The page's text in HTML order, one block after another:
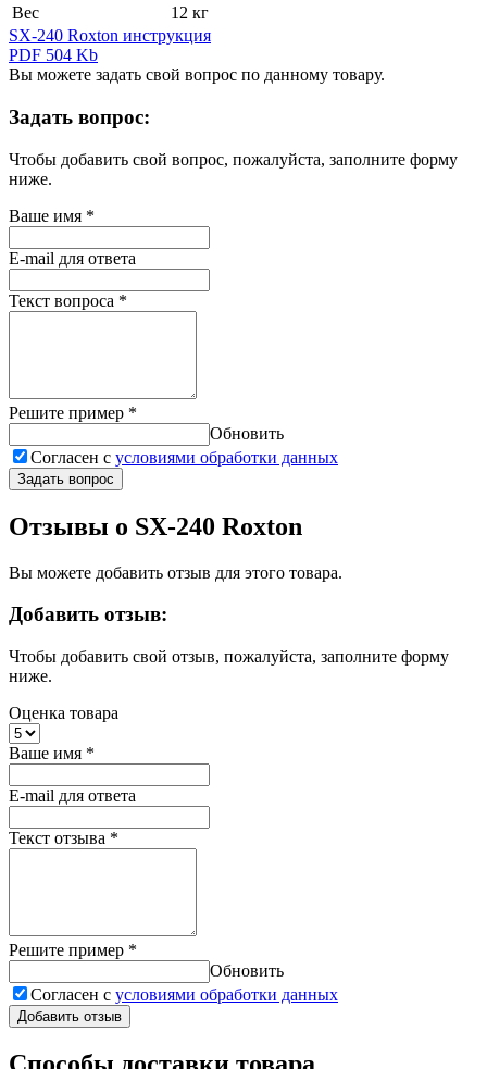
Вес
12 кг
SX-240 Roxton инструкция
PDF 504 Kb
Вы можете задать свой вопрос по данному товару.
Задать вопрос:
Чтобы добавить свой вопрос, пожалуйста, заполните форму
ниже.
Ваше имя *
E-mail для ответа
Текст вопроса *
Решите пример *
Обновить
Согласен с условиями обработки данных
Задать вопрос
Отзывы о SX-240 Roxton
Вы можете добавить отзыв для этого товара.
Добавить отзыв:
Чтобы добавить свой отзыв, пожалуйста, заполните форму
ниже.
Оценка товара
Ваше имя *
E-mail для ответа
Текст отзыва *
Решите пример *
Обновить
Согласен с условиями обработки данных
Добавить отзыв